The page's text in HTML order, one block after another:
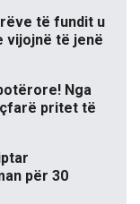
të fundit u
vijojnë të jenë
Nga
pritet të
për 30